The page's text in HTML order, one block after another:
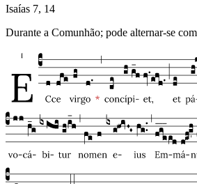
Isaías 7, 14
Durante a Comunhão; pode alternar-se